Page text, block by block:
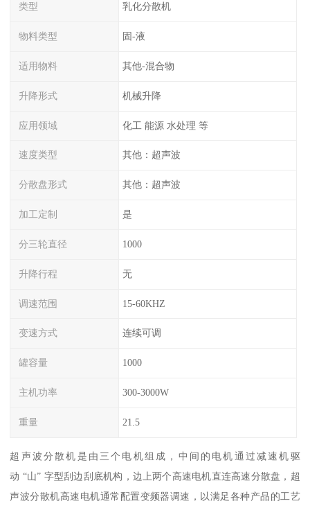
类型 乳化分散机
物料类型 固-液
适用物料 其他-混合物
升降形式 机械升降
应用领域 化工 能源 水处理 等
速度类型 其他：超声波
分散盘形式 其他：超声波
加工定制 是
分三轮直径 1000
升降行程 无
调速范围 15-60KHZ
变速方式 连续可调
罐容量 1000
主机功率 300-3000W
重量 21.5
超声波分散机是由三个电机组成，中间的电机通过减速机驱
动 “山” 字型刮边刮底机构，边上两个高速电机直连高速分散盘，超
声波分散机高速电机通常配置变频器调速，以满足各种产品的工艺